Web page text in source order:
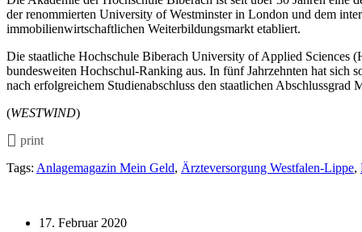
der renommierten University of Westminster in London und dem
immobilienwirtschaftlichen Weiterbildungsmarkt etabliert.
Die staatliche Hochschule Biberach University of Applied Sciences
bundesweiten Hochschul-Ranking aus. In fünf Jahrzehnten hat
nach erfolgreichem Studienabschluss den staatlichen
(WESTWIND)
print
Tags: Anlagemagazin Mein Geld, Ärzteversorgung Westfalen-Lippe,
17. Februar 2020